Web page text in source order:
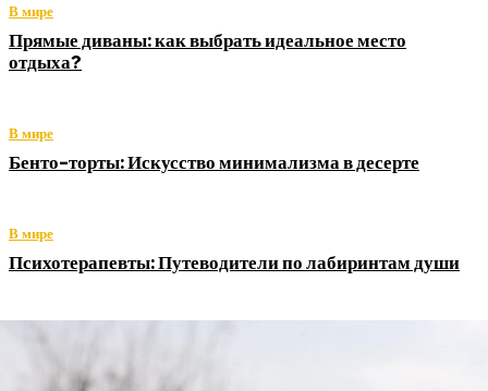
В мире
Прямые диваны: как выбрать идеальное место
отдыха?
В мире
Бенто-торты: Искусство минимализма в десерте
В мире
Психотерапевты: Путеводители по лабиринтам души